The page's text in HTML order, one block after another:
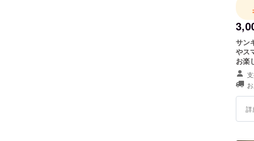
サン
やス
お楽
トを
詳